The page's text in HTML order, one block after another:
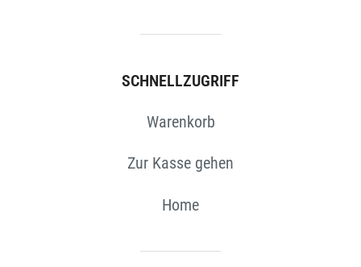
SCHNELLZUGRIFF
Warenkorb
Zur Kasse gehen
Home